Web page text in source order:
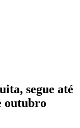
segue até
outubro